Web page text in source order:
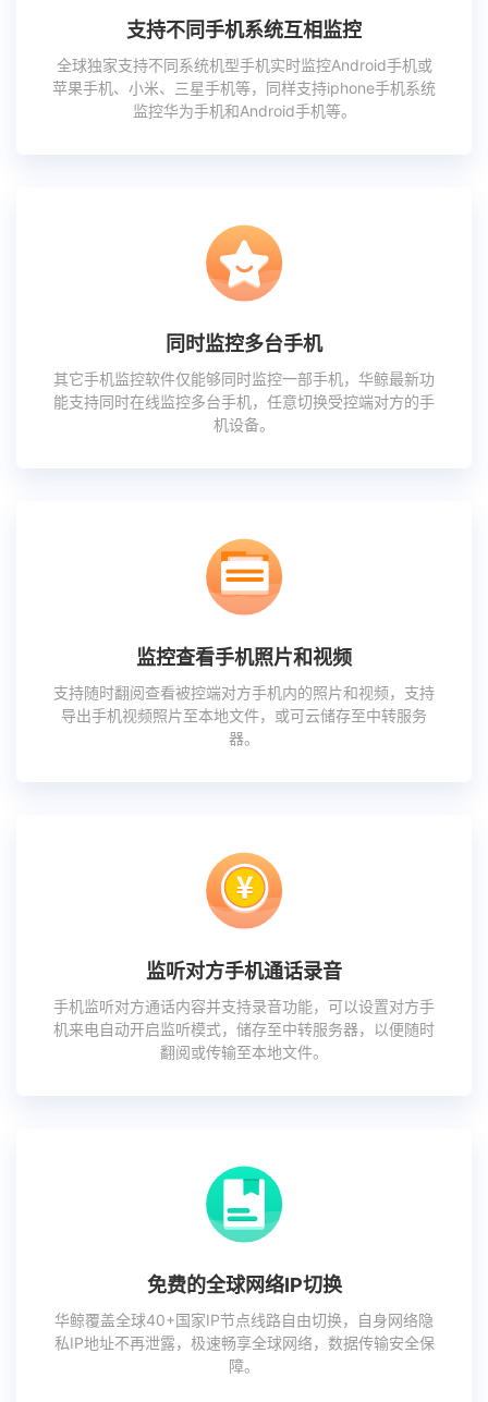
支持不同手机系统互相监控
全球独家支持不同系统机型手机实时监控Android手机或
苹果手机、小米、三星手机等，同样支持iphone手机系统
监控华为手机和Android手机等。
同时监控多台手机
其它手机监控软件仅能够同时监控一部手机，华鲸最新功
能支持同时在线监控多台手机，任意切换受控端对方的手
机设备。
监控查看手机照片和视频
支持随时翻阅查看被控端对方手机内的照片和视频，支持
导出手机视频照片至本地文件，或可云储存至中转服务
器。
监听对方手机通话录音
手机监听对方通话内容并支持录音功能，可以设置对方手
机来电自动开启监听模式，储存至中转服务器，以便随时
翻阅或传输至本地文件。
免费的全球网络IP切换
华鲸覆盖全球40+国家IP节点线路自由切换，自身网络隐
私IP地址不再泄露，极速畅享全球网络，数据传输安全保
障。